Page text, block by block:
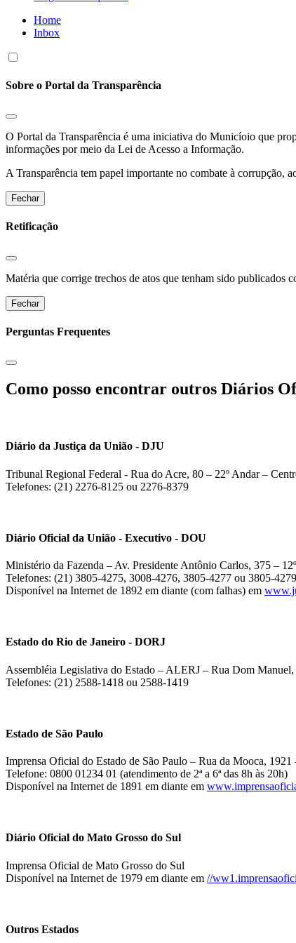
Home
Inbox
Sobre o Portal da Transparência
O Portal da Transparência é uma iniciativa do Municíoio que
informações por meio da Lei de Acesso a Informação.
A Transparência tem papel importante no combate à corrupção,
Fechar
Retificação
Matéria que corrige trechos de atos que tenham sido publicados
Fechar
Perguntas Frequentes
Como posso encontrar outros Diários
Diário da Justiça da União - DJU
Tribunal Regional Federal - Rua do Acre, 80 – 22º Andar –
Telefones: (21) 2276-8125 ou 2276-8379
Diário Oficial da União - Executivo - DOU
Ministério da Fazenda – Av. Presidente Antônio Carlos, 375 –
Telefones: (21) 3805-4275, 3008-4276, 3805-4277 ou 3805-4279
Disponível na Internet de 1892 em diante (com falhas) em
Estado do Rio de Janeiro - DORJ
Assembléia Legislativa do Estado – ALERJ – Rua Dom
Telefones: (21) 2588-1418 ou 2588-1419
Estado de São Paulo
Imprensa Oficial do Estado de São Paulo – Rua da Mooca, 1921
Telefone: 0800 01234 01 (atendimento de 2ª a 6ª das 8h às 20h)
Disponível na Internet de 1891 em diante em
Diário Oficial do Mato Grosso do Sul
Imprensa Oficial de Mato Grosso do Sul
Disponível na Internet de 1979 em diante em //
Outros Estados